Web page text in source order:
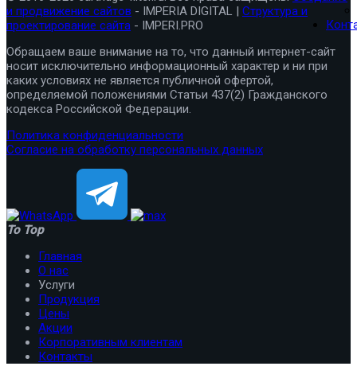
и продвижение сайтов - IMPERIA DIGITAL | Структура и
проектирование сайта - IMPERI.PRO
Обращаем ваше внимание на то, что данный интернет-сайт
носит исключительно информационный характер и ни при
каких условиях не является публичной офертой,
определяемой положениями Статьи 437(2) Гражданского
кодекса Российской Федерации.
Политика конфиденциальности
Согласие на обработку персональных данных
To Top
Главная
О нас
Услуги
Продукция
Цены
Акции
Корпоративным клиентам
Контакты